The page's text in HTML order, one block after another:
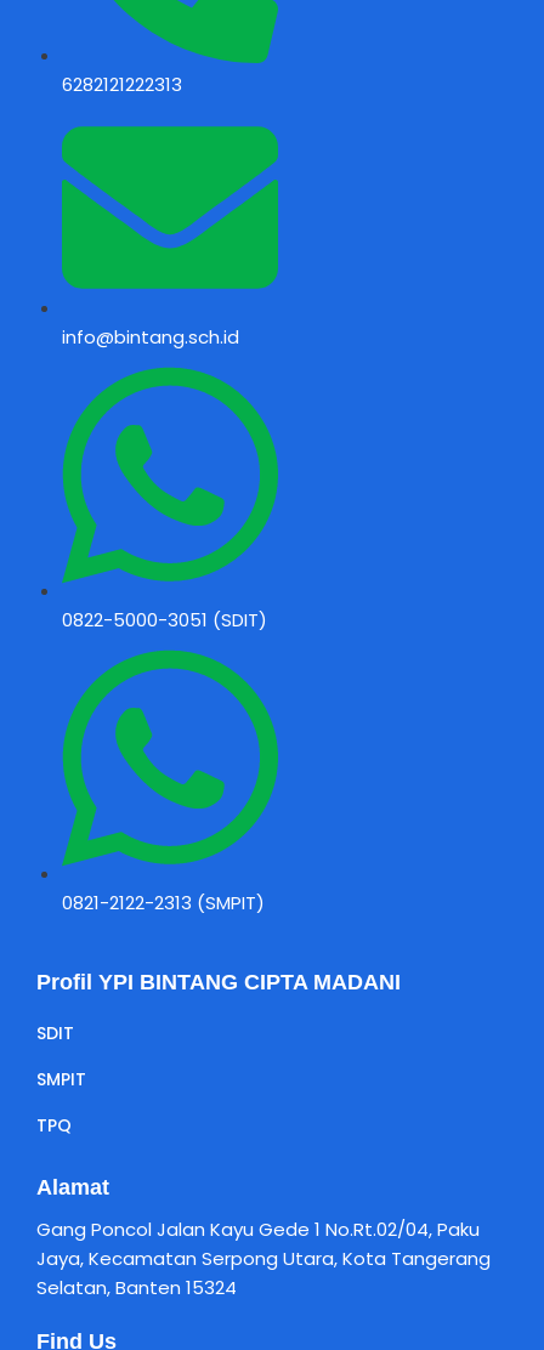
6282121222313
info@bintang.sch.id
0822-5000-3051 (SDIT)
0821-2122-2313 (SMPIT)
Profil YPI BINTANG CIPTA MADANI
SDIT
SMPIT
TPQ
Alamat
Gang Poncol Jalan Kayu Gede 1 No.Rt.02/04, Paku
Jaya, Kecamatan Serpong Utara, Kota Tangerang
Selatan, Banten 15324
Find Us